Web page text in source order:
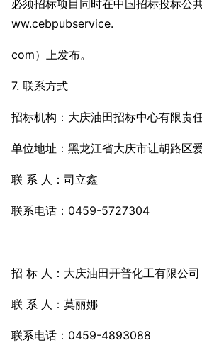
必须招标项目同时在中国招标投标公
ww.cebpubservice.
com）上发布。
7. 联系方式
招标机构：大庆油田招标中心有限责
单位地址：黑龙江省大庆市让胡路区
联 系 人：司立鑫
联系电话：0459-5727304
招 标 人：大庆油田开普化工有限公司
联 系 人：莫丽娜
联系电话：0459-4893088